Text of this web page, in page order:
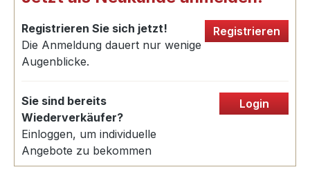
Registrieren Sie sich jetzt!
Die Anmeldung dauert nur wenige
Augenblicke.
Registrieren
Sie sind bereits
Wiederverkäufer?
Einloggen, um individuelle
Angebote zu bekommen
Login